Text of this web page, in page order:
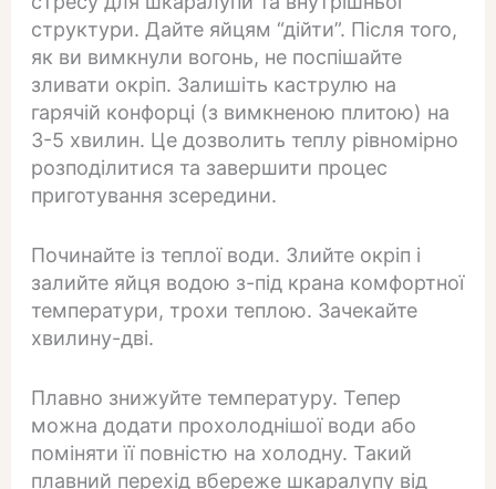
структури. Дайте яйцям “дійти”. Після того,
як ви вимкнули вогонь, не поспішайте
зливати окріп. Залишіть каструлю на
гарячій конфорці (з вимкненою плитою) на
3-5 хвилин. Це дозволить теплу рівномірно
розподілитися та завершити процес
приготування зсередини.
Починайте із теплої води. Злийте окріп і
залийте яйця водою з-під крана комфортної
температури, трохи теплою. Зачекайте
хвилину-дві.
Плавно знижуйте температуру. Тепер
можна додати прохолоднішої води або
поміняти її повністю на холодну. Такий
плавний перехід вбереже шкаралупу від